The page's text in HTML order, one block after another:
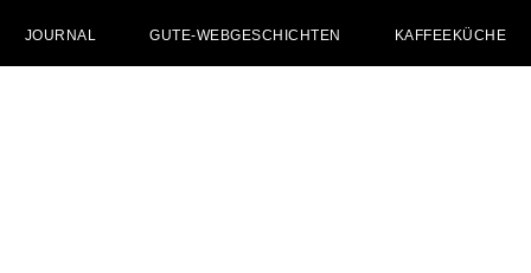
JOURNAL GUTE-WEBGESCHICHTEN KAFFEEKÜCHE